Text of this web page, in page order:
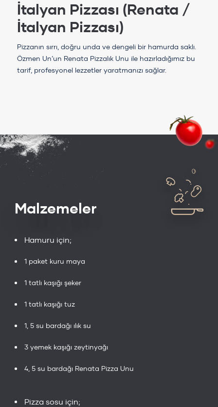
İtalyan Pizzası (Renata /
İtalyan Pizzası)
Pizzanın sırrı, doğru unda ve dengeli bir hamurda saklı.
Özmen Un’un Renata Pizzalık Unu ile hazırladığımız bu
tarif, profesyonel lezzetler yaratmanızı sağlar.
Malzemeler
Hamuru için;
1 paket kuru maya
1 tatlı kaşığı şeker
1 tatlı kaşığı tuz
1, 5 su bardağı ılık su
3 yemek kaşığı zeytinyağı
4, 5 su bardağı Renata Pizza Unu
Pizza sosu için;